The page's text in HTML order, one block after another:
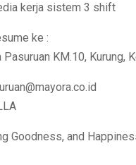
kerja sistem 3 shift
ke :
Pasuruan KM.10, Kurung,
Goodness, and